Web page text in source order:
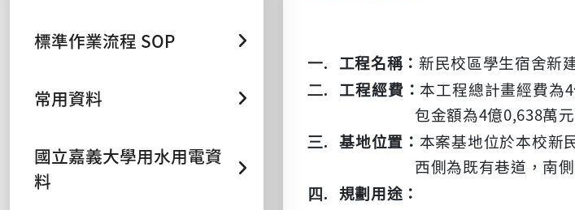
標準作業流程 SOP
常用資料
國立嘉義大學用水用電資
料
一. 工程名稱：新民校區學生宿舍新
二.
工程經費： 本工程總計畫經費為4
包金額為4億0,638萬
三.
基地位置 ： 本案基地位於本校新
西側為既有巷道，南
四.
規劃用途：